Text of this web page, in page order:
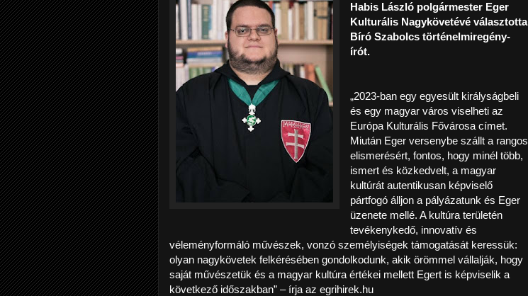
Habis László polgármester Eger
Kulturális Nagykövetévé választotta
Bíró Szabolcs történelmiregény-
írót.
„2023-ban egy egyesült királyságbeli
és egy magyar város viselheti az
Európa Kulturális Fővárosa címet.
Miután Eger versenybe szállt a rangos
elismerésért, fontos, hogy minél több,
ismert és közkedvelt, a magyar
kultúrát autentikusan képviselő
pártfogó álljon a pályázatunk és Eger
üzenete mellé. A kultúra területén
tevékenykedő, innovatív és
véleményformáló művészek, vonzó személyiségek támogatását keressük:
olyan nagykövetek felkérésében gondolkodunk, akik örömmel vállalják, hogy
saját művészetük és a magyar kultúra értékei mellett Egert is képviselik a
következő időszakban” – írja az egrihirek.hu